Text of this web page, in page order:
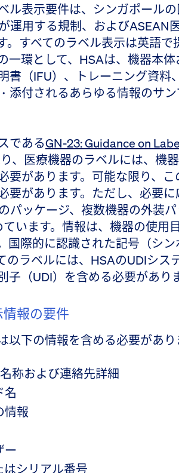
ル表示要件は、シンガポール
運用する規制、およびASEAN
すべてのラベル表示は英語で
一環として、HSAは、機器本体
書（IFU）、トレーニング資料
添付されるあらゆる情報のサ
であるGN-23: Guidance on
、医療機器のラベルには、機
要があります。可能な限り、
があります。ただし、必要に
パッケージ、複数機器の外装
います。情報は、機器の使用
国際的に認識された記号（シ
のラベルには、HSAのUDIシス
（UDI）を含める必要がありま
報の要件
下の情報を含める必要があり
称および連絡先詳細
名
情報
ー
シリアル番号